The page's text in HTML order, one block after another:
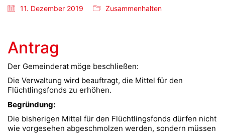
11. Dezember 2019 Zusammenhalten
Antrag
Der Gemeinderat möge beschließen:
Die Verwaltung wird beauftragt, die Mittel für den
Flüchtlingsfonds zu erhöhen.
Begründung:
Die bisherigen Mittel für den Flüchtlingsfonds dürfen nicht
wie vorgesehen abgeschmolzen werden, sondern müssen